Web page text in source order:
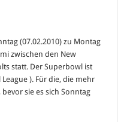
(07.02.2010) zu Montag
zwischen den New
statt. Der Superbowl ist
). Für die, die mehr
sie es sich Sonntag